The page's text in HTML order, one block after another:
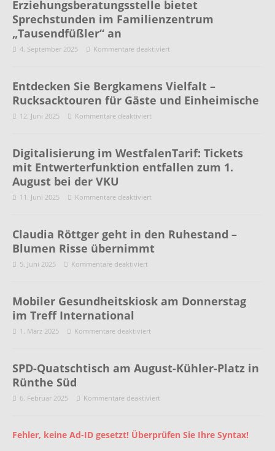
Erziehungsberatungsstelle bietet
Sprechstunden im Familienzentrum
„Tausendfüßler“ an
4. September 2025 Kommentare deaktiviert
Entdecken Sie Bergkamens Vielfalt –
Rucksacktouren für Gäste und Einheimische
12. Juni 2025 Kommentare deaktiviert
Digitalisierung im WestfalenTarif: Tickets
mit Entwerterfunktion entfallen zum 1.
August bei der VKU
11. Juni 2025 Kommentare deaktiviert
Claudia Röttger geht in den Ruhestand –
Blumen Risse übernimmt
5. Juni 2025 Kommentare deaktiviert
Mobiler Gesundheitskiosk am Donnerstag
im Treff International
1. März 2025 Kommentare deaktiviert
SPD-Quatschtisch am August-Kühler-Platz in
Rünthe Süd
6. Februar 2025 Kommentare deaktiviert
Fehler, keine Ad-ID gesetzt! Überprüfen Sie Ihre Syntax!